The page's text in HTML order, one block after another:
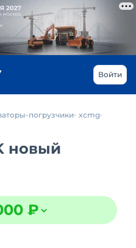
Войти
погрузчики xcmg
новый
₽